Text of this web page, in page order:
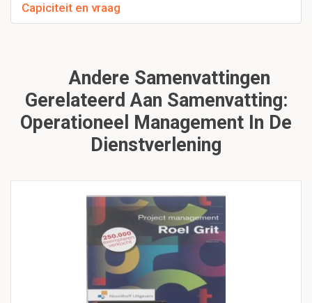
Capiciteit en vraag
Andere Samenvattingen
Gerelateerd Aan Samenvatting:
Operationeel Management In De
Dienstverlening